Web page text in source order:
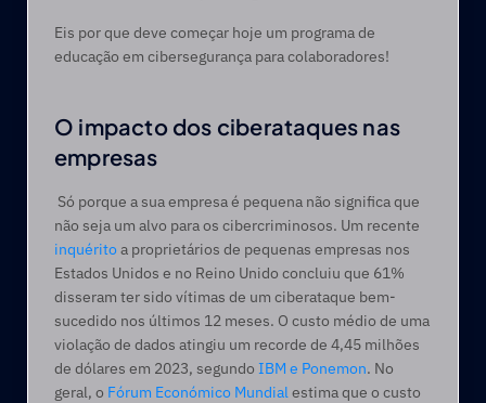
Eis por que deve começar hoje um programa de
educação em cibersegurança para colaboradores!
O impacto dos ciberataques nas
empresas
inquérito a proprietários de pequenas empresas nos
Estados Unidos e no Reino Unido concluiu que 61%
disseram ter sido vítimas de um ciberataque bem-
sucedido nos últimos 12 meses. O custo médio de uma
violação de dados atingiu um recorde de 4,45 milhões
de dólares em 2023, segundo IBM e Ponemon. No
geral, o Fórum Económico Mundial estima que o custo